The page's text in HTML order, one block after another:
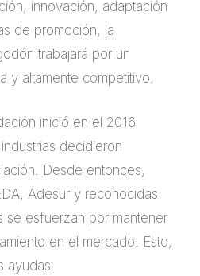
innovación, adaptación
de promoción, la
trabajará por un
y altamente competitivo.
inició en el 2016
decidieron
Desde entonces,
Adesur y reconocidas
se esfuerzan por mantener
en el mercado. Esto,
ayudas.